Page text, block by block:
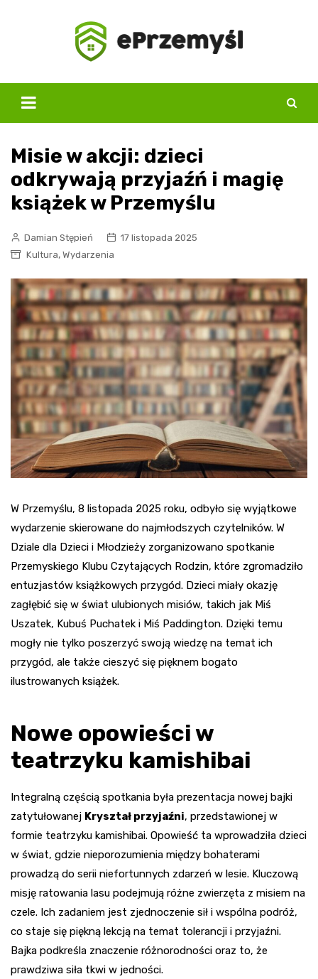
Misie w akcji: dzieci
odkrywają przyjaźń i magię
książek w Przemyślu
Damian Stępień
17 listopada 2025
Kultura, Wydarzenia
W Przemyślu, 8 listopada 2025 roku, odbyło się wyjątkowe
wydarzenie skierowane do najmłodszych czytelników. W
Dziale dla Dzieci i Młodzieży zorganizowano spotkanie
Przemyskiego Klubu Czytających Rodzin, które zgromadziło
entuzjastów książkowych przygód. Dzieci miały okazję
zagłębić się w świat ulubionych misiów, takich jak Miś
Uszatek, Kubuś Puchatek i Miś Paddington. Dzięki temu
mogły nie tylko poszerzyć swoją wiedzę na temat ich
przygód, ale także cieszyć się pięknem bogato
ilustrowanych książek.
Nowe opowieści w
teatrzyku kamishibai
Integralną częścią spotkania była prezentacja nowej bajki
zatytułowanej Kryształ przyjaźni, przedstawionej w
formie teatrzyku kamishibai. Opowieść ta wprowadziła dzieci
w świat, gdzie nieporozumienia między bohaterami
prowadzą do serii niefortunnych zdarzeń w lesie. Kluczową
misję ratowania lasu podejmują różne zwierzęta z misiem na
czele. Ich zadaniem jest zjednoczenie sił i wspólna podróż,
co staje się piękną lekcją na temat tolerancji i przyjaźni.
Bajka podkreśla znaczenie różnorodności oraz to, że
prawdziwa siła tkwi w jedności.